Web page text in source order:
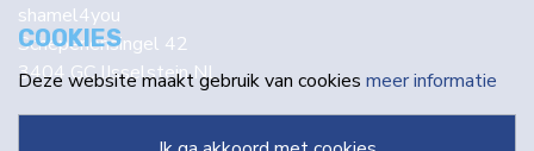
shamel4you
Schepenensingel 42
3404 GC IJsselstein NL
COOKIES
Deze website maakt gebruik van cookies meer informatie